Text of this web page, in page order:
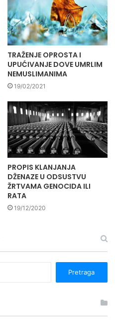
TRAŽENJE OPROSTA I
UPUĆIVANJE DOVE UMRLIM
NEMUSLIMANIMA
19/02/2021
PROPIS KLANJANJA
DŽENAZE U ODSUSTVU
ŽRTVAMA GENOCIDA ILI
RATA
19/12/2020